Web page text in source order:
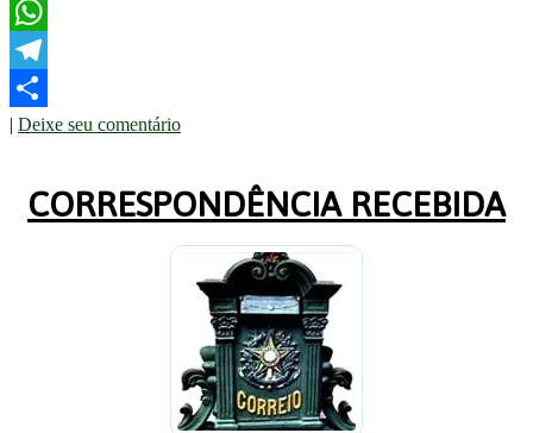
Facebook
WhatsApp
Telegram
Share
| Deixe seu comentário
CORRESPONDÊNCIA RECEBIDA